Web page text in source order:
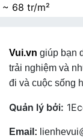
~ 68 tr/m²
Vui.vn giúp bạn
trải nghiệm và
đi và cuộc sống
Quản lý bởi:
Email: